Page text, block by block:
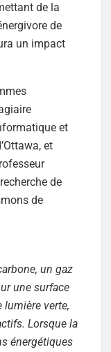
de la
de
un impact
et
et
de
de
un gaz
une surface
lumière verte,
Lorsque la
énergétiques